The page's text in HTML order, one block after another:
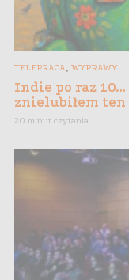
TELEPRACA, WYPRAWY
Indie po raz
znielubiłem
20 minut czytania